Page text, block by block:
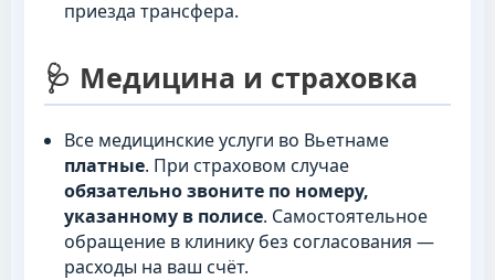
приезда трансфера.
🩺 Медицина и страховка
Все медицинские услуги во Вьетнаме
платные. При страховом случае
обязательно звоните по номеру,
указанному в полисе. Самостоятельное
обращение в клинику без согласования —
расходы на ваш счёт.